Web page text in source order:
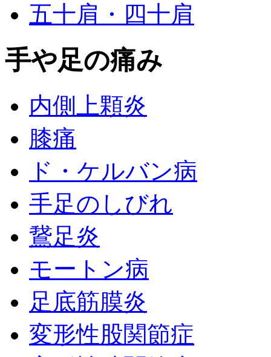
五十肩・四十肩
手や足の痛み
内側上顆炎
膝痛
ド・ケルバン病
手足のしびれ
鵞足炎
モートン病
足底筋膜炎
変形性股関節症